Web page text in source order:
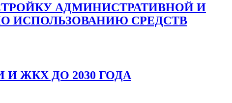
АДМИНИСТРАТИВНОЙ И
ИСПОЛЬЗОВАНИЮ СРЕДСТВ
ЖКХ ДО 2030 ГОДА